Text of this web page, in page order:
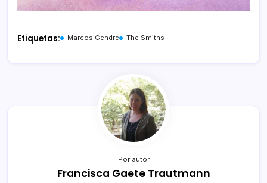
Etiquetas: Marcos Gendre The Smiths
Por autor
Francisca Gaete Trautmann